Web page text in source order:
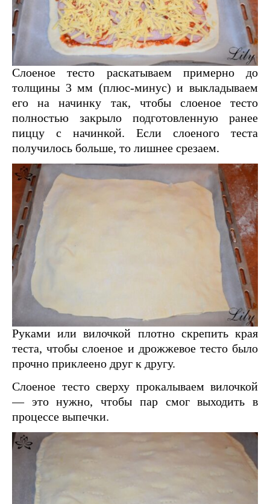
Слоеное тесто раскатываем примерно до
толщины 3 мм (плюс-минус) и выкладываем
его на начинку так, чтобы слоеное тесто
полностью закрыло подготовленную ранее
пиццу с начинкой. Если слоеного теста
получилось больше, то лишнее срезаем.
Руками или вилочкой плотно скрепить края
теста, чтобы слоеное и дрожжевое тесто было
прочно приклеено друг к другу.
Слоеное тесто сверху прокалываем вилочкой
— это нужно, чтобы пар смог выходить в
процессе выпечки.